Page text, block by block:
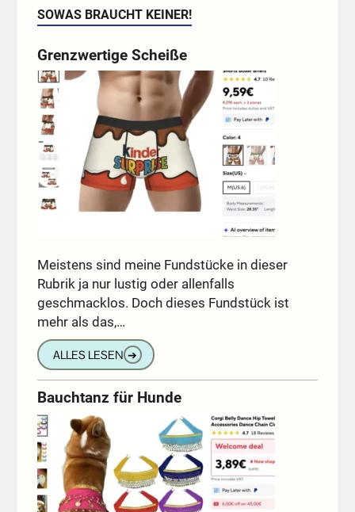
SOWAS BRAUCHT KEINER!
Grenzwertige Scheiße
Meistens sind meine Fundstücke in dieser
Rubrik ja nur lustig oder allenfalls
geschmacklos. Doch dieses Fundstück ist
mehr als das,…
ALLES LESEN ➔
Bauchtanz für Hunde